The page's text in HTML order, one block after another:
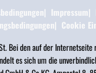
Impressum
Cookie
Bei den auf der
es sich um die